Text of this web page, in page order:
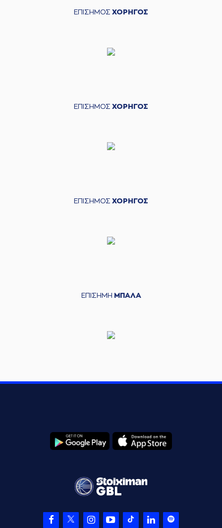
ΕΠΙΣΗΜΟΣ ΧΟΡΗΓΟΣ
ΕΠΙΣΗΜΟΣ ΧΟΡΗΓΟΣ
ΕΠΙΣΗΜΟΣ ΧΟΡΗΓΟΣ
ΕΠΙΣΗΜΗ ΜΠΑΛΑ